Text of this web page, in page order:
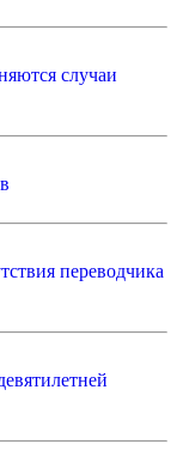
случаи
переводчика